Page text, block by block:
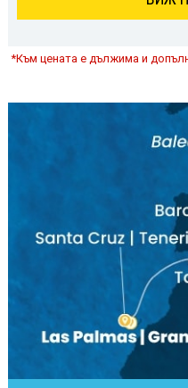
*Към цената е дължима и